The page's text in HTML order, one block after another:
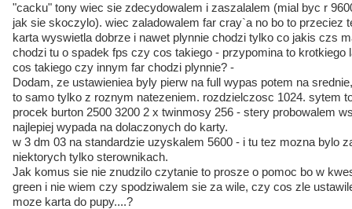
"cacku" tony wiec sie zdecydowalem i zaszalalem (mial byc r
jak sie skoczylo). wiec zaladowalem far cray`a no bo to przeciez
karta wyswietla dobrze i nawet plynnie chodzi tylko co jakis czs
chodzi tu o spadek fps czy cos takiego - przypomina to krotkiego
cos takiego czy innym far chodzi plynnie? -
Dodam, ze ustawieniea byly pierw na full wypas potem na
to samo tylko z roznym natezeniem. rozdzielczosc 1024. sytem
procek burton 2500 3200 2 x twinmosy 256 - stery probowalem
najlepiej wypada na dolaczonych do karty.
w 3 dm 03 na standardzie uzyskalem 5600 - i tu tez mozna bylo
niektorych tylko sterownikach.
Jak komus sie nie znudzilo czytanie to prosze o pomoc bo w
green i nie wiem czy spodziwalem sie za wile, czy cos zle
moze karta do pupy....?